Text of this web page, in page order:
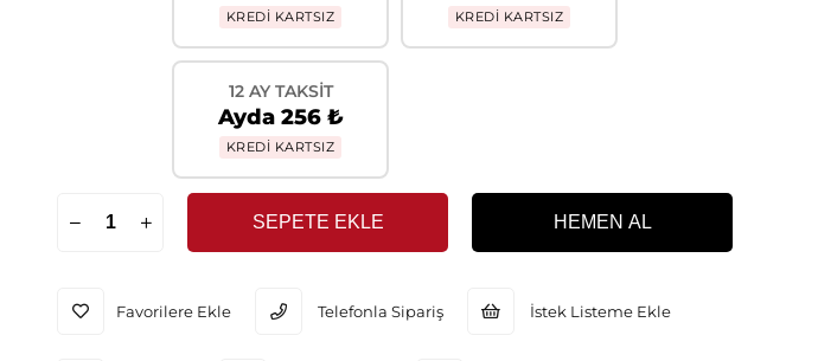
KREDİ KARTSIZ KREDİ KARTSIZ
12 AY TAKSIT
Ayda 256 ₺
KREDİ KARTSIZ
Favorilere Ekle Telefonla Sipariş İstek Listeme Ekle